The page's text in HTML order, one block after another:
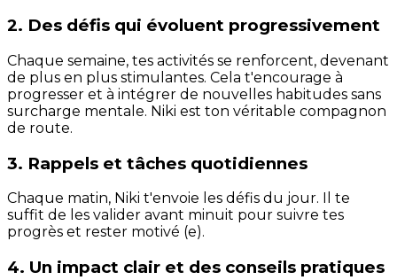
2. Des défis qui évoluent progressivement
Chaque semaine, tes activités se renforcent, devenant
de plus en plus stimulantes. Cela t'encourage à
progresser et à intégrer de nouvelles habitudes sans
surcharge mentale. Niki est ton véritable compagnon
de route.
3. Rappels et tâches quotidiennes
Chaque matin, Niki t'envoie les défis du jour. Il te
suffit de les valider avant minuit pour suivre tes
progrès et rester motivé (e).
4. Un impact clair et des conseils pratiques